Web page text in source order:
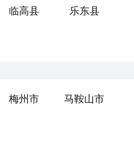
临高县 乐东县
梅州市 马鞍山市